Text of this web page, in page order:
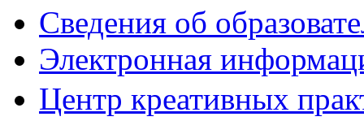
Сведения об
Электронная
Центр креативных